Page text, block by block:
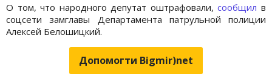
О том, что народного депутат оштрафовали,сообщил в
соцсети замглавы Департамента патрульной полиции
Алексей Белошицкий.
Допомогти Bigmir)net